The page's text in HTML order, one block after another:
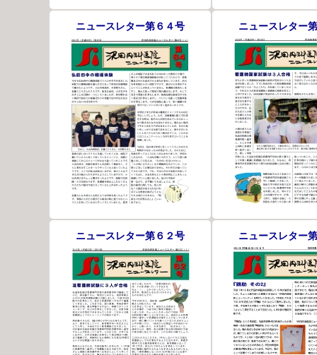
ニュースレター第６４号 ニュースレター
ニュースレター第６２号 ニュースレター